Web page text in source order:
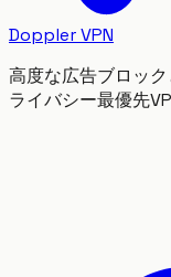
Doppler VPN
高度な広告ブロッ
ライバシー最優先